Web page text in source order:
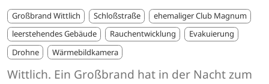
Großbrand Wittlich Schloßstraße
ehemaliger Club Magnum
leerstehendes Gebäude
Rauchentwicklung
Evakuierung
Drohne
Wärmebildkamera
Wittlich. Ein Großbrand hat in der Nacht zum